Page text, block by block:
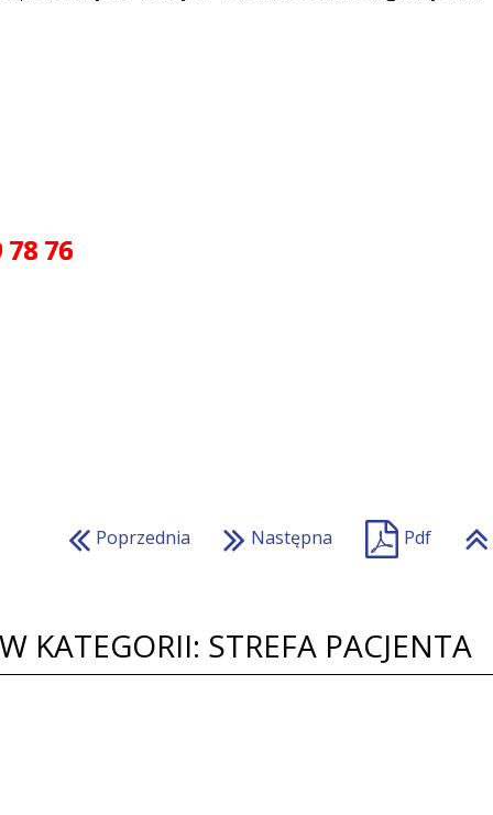
76
Poprzednia Następna Pdf
KATEGORII: STREFA PACJENTA